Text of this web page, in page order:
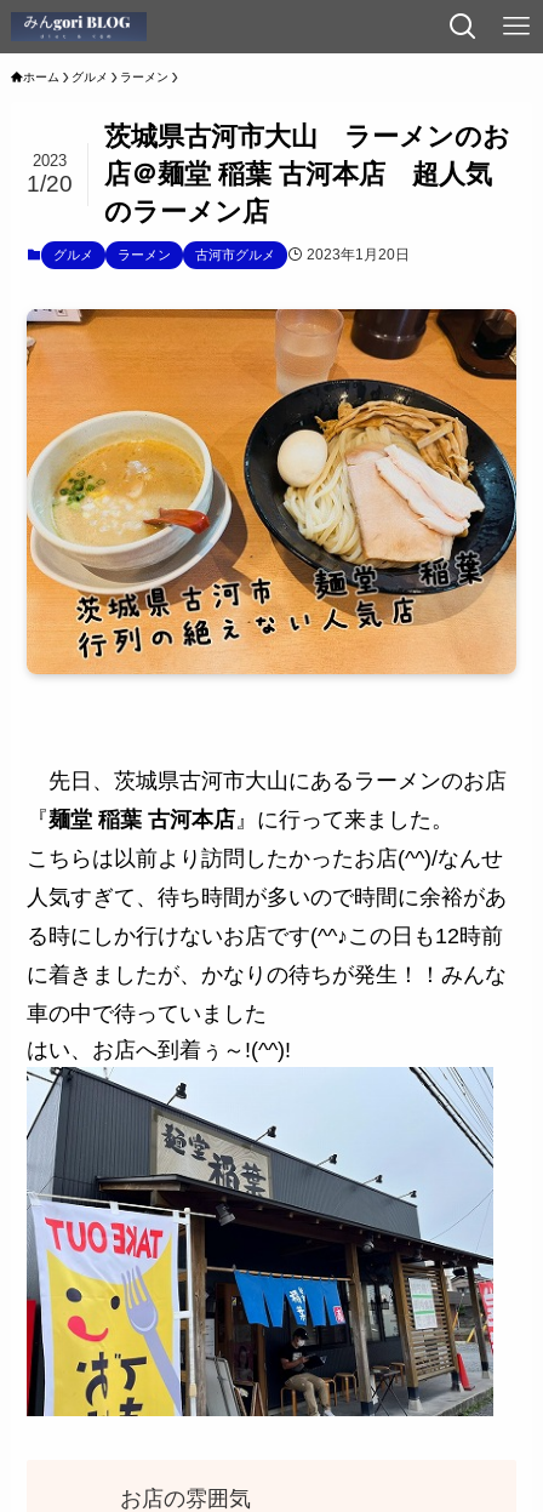
ホーム グルメ ラーメン
茨城県古河市大山 ラーメンのお
店＠麺堂 稲葉 古河本店 超人気
のラーメン店
2023
1/20
グルメ ラーメン 古河市グルメ 2023年1月20日
先日、茨城県古河市大山にあるラーメンのお店
『麺堂 稲葉 古河本店 』に行って来ました。
こちらは以前より訪問したかったお店(^^)/なんせ
人気すぎて、待ち時間が多いので時間に余裕があ
る時にしか行けないお店です(^^♪この日も12時前
に着きましたが、かなりの待ちが発生！！みんな
車の中で待っていました
はい、お店へ到着ぅ～!(^^)!
お店の雰囲気